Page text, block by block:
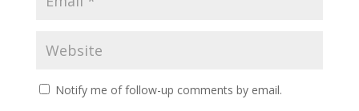
Notify me of follow-up comments by email.